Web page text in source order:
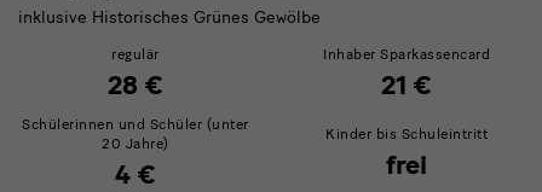
inklusive Historisches Grünes Gewölbe
regulär
28 €
Inhaber Sparkassencard
21 €
Schülerinnen und Schüler (unter
20 Jahre)
4 €
Kinder bis Schuleintritt
frei